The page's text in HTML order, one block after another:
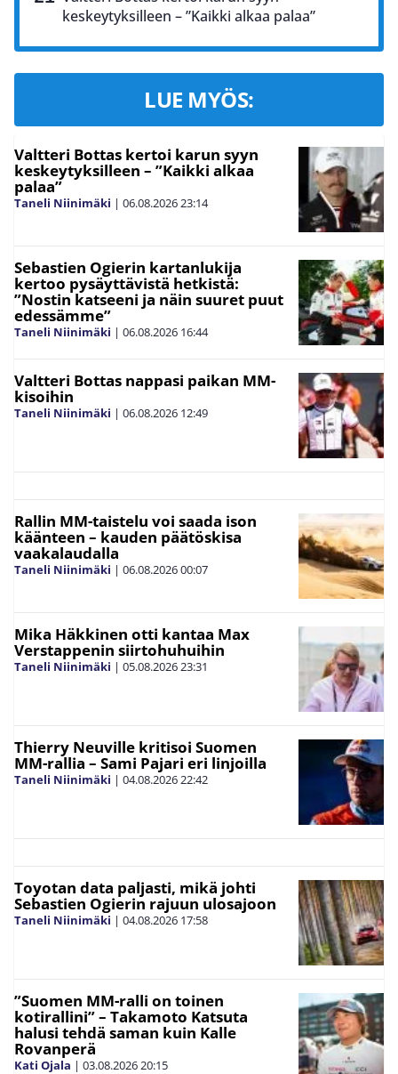
keskeytyksilleen – ”Kaikki alkaa palaa”
LUE MYÖS:
Valtteri Bottas kertoi karun syyn
keskeytyksilleen – ”Kaikki alkaa
palaa”
Taneli Niinimäki | 06.08.202623:14
Sebastien Ogierin kartanlukija
kertoo pysäyttävistä hetkistä:
”Nostin katseeni ja näin suuret puut
edessämme”
Taneli Niinimäki | 06.08.2026 16:44
Valtteri Bottas nappasi paikan MM-
kisoihin
Taneli Niinimäki | 06.08.2026 12:49
Rallin MM-taistelu voi saada ison
käänteen – kauden päätöskisa
vaakalaudalla
Taneli Niinimäki | 06.08.202600:07
Mika Häkkinen otti kantaa Max
Verstappenin siirtohuhuihin
Taneli Niinimäki | 05.08.202623:31
Thierry Neuville kritisoi Suomen
MM-rallia – Sami Pajari eri linjoilla
Taneli Niinimäki | 04.08.202622:42
Toyotan data paljasti, mikä johti
Sebastien Ogierin rajuun ulosajoon
Taneli Niinimäki | 04.08.2026 17:58
”Suomen MM-ralli on toinen
kotirallini” – Takamoto Katsuta
halusi tehdä saman kuin Kalle
Rovanperä
Kati Ojala | 03.08.202620:15